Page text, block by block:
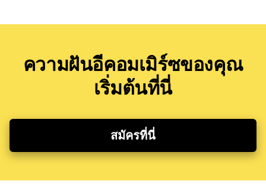
ความฝันอีคอมเมิร์ซของคุณ
เริ่มต้นที่นี่
สมัครที่นี่